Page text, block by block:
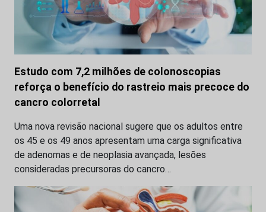
Estudo com 7,2 milhões de colonoscopias
reforça o benefício do rastreio mais precoce do
cancro colorretal
Uma nova revisão nacional sugere que os adultos entre
os 45 e os 49 anos apresentam uma carga significativa
de adenomas e de neoplasia avançada, lesões
consideradas precursoras do cancro…